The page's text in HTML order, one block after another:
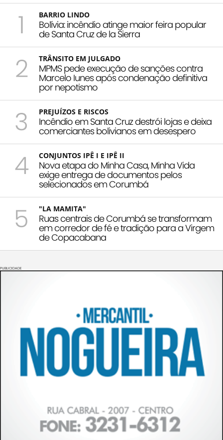
1 BARRIO LINDO
Bolívia: incêndio atinge maior feira popular
de Santa Cruz de la Sierra
2 TRÂNSITO EM JULGADO
MPMS pede execução de sanções contra
Marcelo Iunes após condenação definitiva
por nepotismo
3 PREJUÍZOS E RISCOS
Incêndio em Santa Cruz destrói lojas e deixa
comerciantes bolivianos em desespero
4 CONJUNTOS IPÊ I E IPÊ II
Nova etapa do Minha Casa, Minha Vida
exige entrega de documentos pelos
selecionados em Corumbá
5 "LA MAMITA"
Ruas centrais de Corumbá se transformam
em corredor de fé e tradição para a Virgem
de Copacabana
PUBLICIDADE